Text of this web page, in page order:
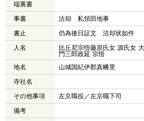
端裏書
事書
沽却 私領田地事
書止
仍為後日証文 沽却状如件
人名
比丘尼宗悟藤原氏女 源氏女
門三郎政延 宗悟
地名
山城国紀伊郡真幡里
寺社名
その他事項
左京職役／左京職下司
備考